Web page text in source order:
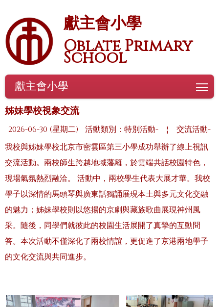
獻主會小學
Oblate Primary
School
獻主會小學
姊妹學校視象交流
2026-06-30 (星期二) 活動類別：特別活動- ¦
交流活動-
我校與姊妹學校北京市密雲區第三小學成功舉辦了線上視訊
交流活動。兩校師生跨越地域藩籬，於雲端共話校園特色，
現場氣氛熱烈融洽。 活動中，兩校學生代表大展才華。我校
學子以深情的馬頭琴與廣東話獨誦展現本土與多元文化交融
的魅力；姊妹學校則以悠揚的京劇與藏族歌曲展現神州風
采。隨後，同學們就彼此的校園生活展開了真摯的互動問
答。本次活動不僅深化了兩校情誼，更促進了京港兩地學子
的文化交流與共同進步。